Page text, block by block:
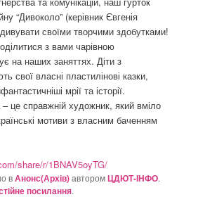
о
з
а
п
и
с
а
х
“Дивоколо” (керівник Євгенія
своїми творчими здобутками!
з вами чарівною
на наших заняттях. Діти з
свої власні пластилінові казки,
мрії та історії.
це справжній художник, який вміло
мотиви з власним баченням
share/r/1BNAV5oyTG/
вАнонс(Архів)авторомЦДЮТ-ІНФО.
посилання.